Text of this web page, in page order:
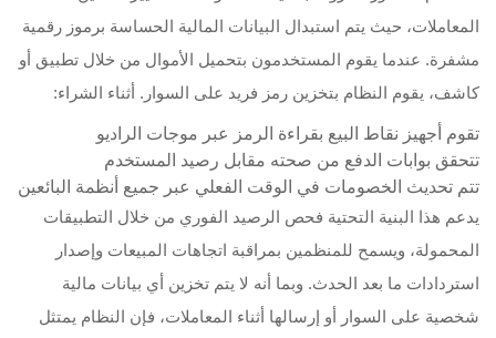
المعاملات، حيث يتم استبدال البيانات المالية الحساسة برموز رقمية
مشفرة. عندما يقوم المستخدمون بتحميل الأموال من خلال تطبيق أو
كاشف، يقوم النظام بتخزين رمز فريد على السوار. أثناء الشراء:
تقوم أجهيز نقاط البيع بقراءة الرمز عبر موجات الراديو
تتحقق بوابات الدفع من صحته مقابل رصيد المستخدم
تتم تحديث الخصومات في الوقت الفعلي عبر جميع أنظمة البائعين
يدعم هذا البنية التحتية فحص الرصيد الفوري من خلال التطبيقات
المحمولة، ويسمح للمنظمين بمراقبة اتجاهات المبيعات وإصدار
استردادات ما بعد الحدث. وبما أنه لا يتم تخزين أي بيانات مالية
شخصية على السوار أو إرسالها أثناء المعاملات، فإن النظام يمتثل